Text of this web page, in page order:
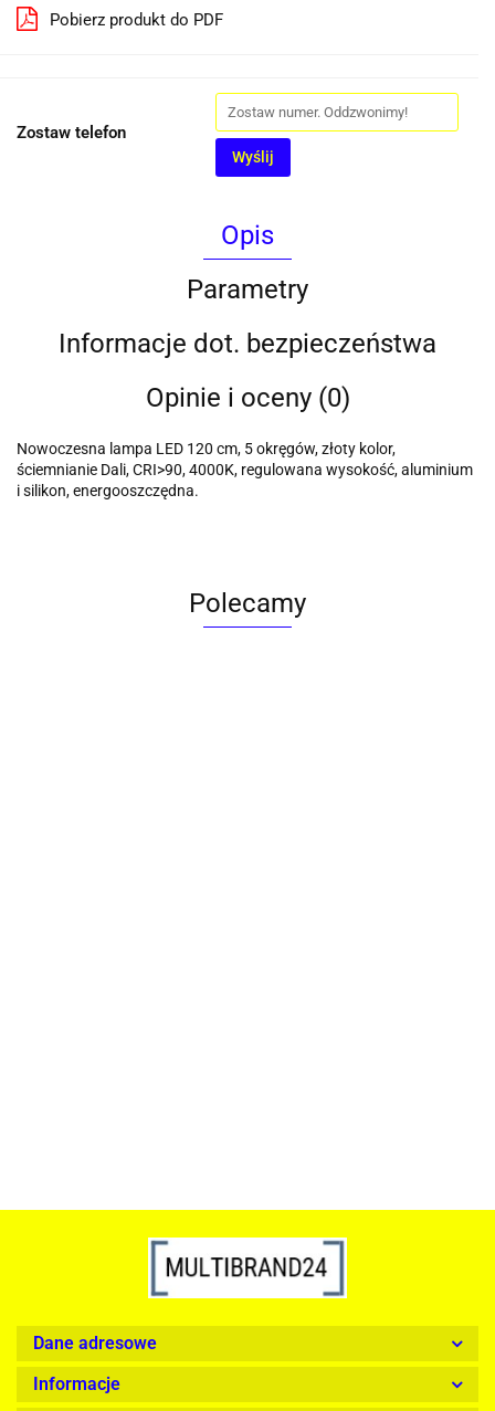
Pobierz produkt do PDF
Zostaw telefon
Wyślij
Opis
Parametry
Informacje dot. bezpieczeństwa
Opinie i oceny (0)
Nowoczesna lampa LED 120 cm, 5 okręgów, złoty kolor,
ściemnianie Dali, CRI>90, 4000K, regulowana wysokość, aluminium
i silikon, energooszczędna.
Polecamy
Dane adresowe
Informacje